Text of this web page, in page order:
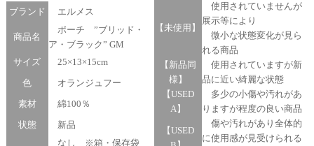
ブランド エルメス
商品名
ポーチ ”ブリッド・
ア・ブラック” GM
サイズ
25×13×15cm
色
オランジュフー
素材
綿100％
状態
新品
なし ※箱・保存袋
【未使用】
使用されていませんが
展示等により
微小な状態変化が見ら
れる商品
【新品同
様】
使用されていますが新
品に近い綺麗な状態
【USED
A】
多少の小傷や汚れがあ
りますが程度の良い商品
【USED
傷や汚れがあり全体的
に使用感が見受けられる